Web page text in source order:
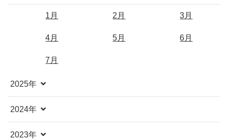
1月 2月 3月
4月 5月 6月
7月
2025年
2024年
2023年